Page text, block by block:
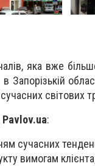
яка вже
Запорізькій
світових
Pavlov.ua:
сучасних
вимогам